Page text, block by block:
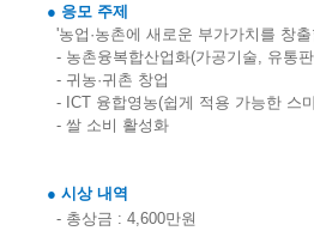
● 응모 주제
'농업 ·농촌에 새로운 부가가치를 창
- 농촌융복합산업화(가공기술 유통
- 귀농·귀촌 창업
- ICT 융합영농(쉽게 적용 가능한 스
- 쌀 소비 활성화
● 시상 내역
- 총상금 : 4,600만원